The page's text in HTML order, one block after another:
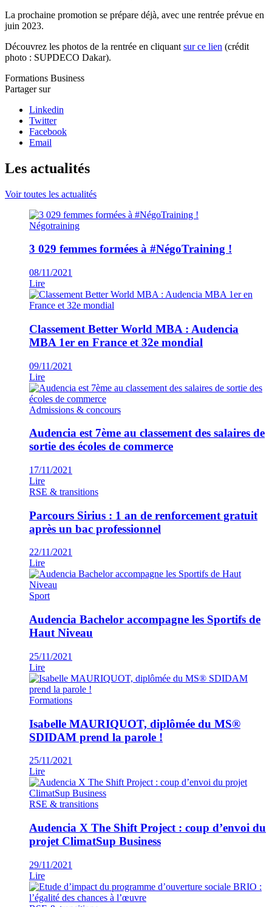
La prochaine promotion se prépare déjà, avec une rentrée prévue en
juin 2023.
Découvrez les photos de la rentrée en cliquant sur ce lien (crédit
photo : SUPDECO Dakar).
Formations Business
Partager sur
Linkedin
Twitter
Facebook
Email
Les actualités
Voir toutes les actualités
Négotraining
3 029 femmes formées à #NégoTraining !
08/11/2021
Lire
Classement Better World MBA : Audencia
MBA 1er en France et 32e mondial
09/11/2021
Lire
Admissions & concours
Audencia est 7ème au classement des salaires de
sortie des écoles de commerce
17/11/2021
Lire
RSE & transitions
Parcours Sirius : 1 an de renforcement gratuit
après un bac professionnel
22/11/2021
Lire
Sport
Audencia Bachelor accompagne les Sportifs de
Haut Niveau
25/11/2021
Lire
Formations
Isabelle MAURIQUOT, diplômée du MS®
SDIDAM prend la parole !
25/11/2021
Lire
RSE & transitions
Audencia X The Shift Project : coup d’envoi du
projet ClimatSup Business
29/11/2021
Lire